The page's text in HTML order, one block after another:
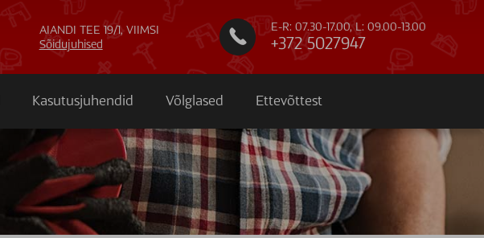
AIANDI TEE 19/1, VIIMSI
Sõidujuhised
 E-R: 07.30-17.00, L: 09.00-13.00
+372 5027947
Kasutusjuhendid Võlglased Ettevõttest